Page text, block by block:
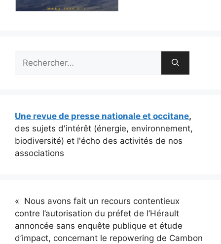
Une revue de presse nationale et occitane,
des sujets d'intérêt (énergie, environnement,
biodiversité) et l'écho des activités de nos
associations
« Nous avons fait un recours contentieux
contre l’autorisation du préfet de l’Hérault
annoncée sans enquête publique et étude
d’impact, concernant le repowering de Cambon